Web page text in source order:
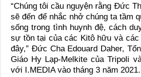
“Chúng tôi cầu nguyện rằng Đức
sẽ đến để nhắc nhở chúng ta tầm
sống trong tình huynh đệ, cách
sự tồn tại của các Kitô hữu và
đây,” Đức Cha Edouard Daher,
Giáo Hy Lạp-Melkite của Tripoli
với I.MEDIA vào tháng 3 năm 2021.